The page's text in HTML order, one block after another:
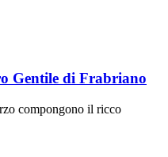
Gentile di Frabriano
compongono il ricco